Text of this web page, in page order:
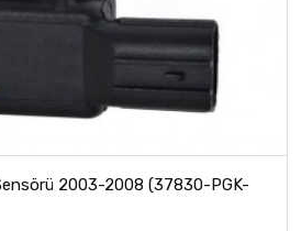
2003-2008 (37830-PGK-